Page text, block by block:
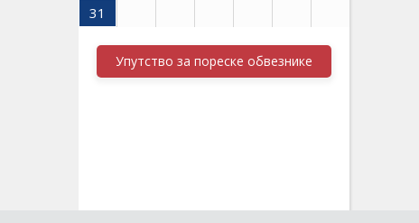
31
Упутство за пореске обвезнике